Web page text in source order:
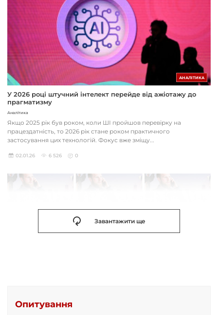
АНАЛІТИКА
У 2026 році штучний інтелект перейде від ажіотажу до
прагматизму
Аналітика
Якщо 2025 рік був роком, коли ШІ пройшов перевірку на
працездатність, то 2026 рік стане роком практичного
застосування цих технологій. Фокус вже зміщу...
02.01.26 6 526 0
Завантажити ще
Опитування